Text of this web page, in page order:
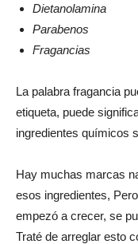
Dietanolamina
Parabenos
Fragancias
La palabra fragancia
etiqueta, puede
ingredientes químicos
Hay muchas marcas
esos ingredientes,
empezó a crecer, se
Traté de arreglar esto